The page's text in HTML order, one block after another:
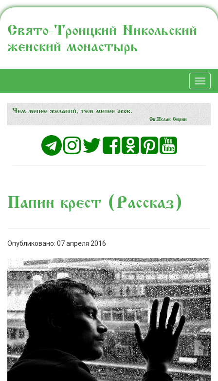
Свято-Троицкий Никольский
женский монастырь
Папин крест (Рассказ)
Опубликовано: 07 апреля 2016